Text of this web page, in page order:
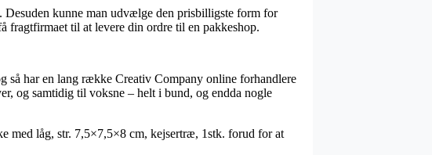
kunne man udvælge den prisbilligste form for
fragtfirmaet til at levere din ordre til en pakkeshop.
så har en lang række Creativ Company online forhandlere
og samtidig til voksne – helt i bund, og endda nogle
med låg, str. 7,5×7,5×8 cm, kejsertræ, 1stk. forud for at